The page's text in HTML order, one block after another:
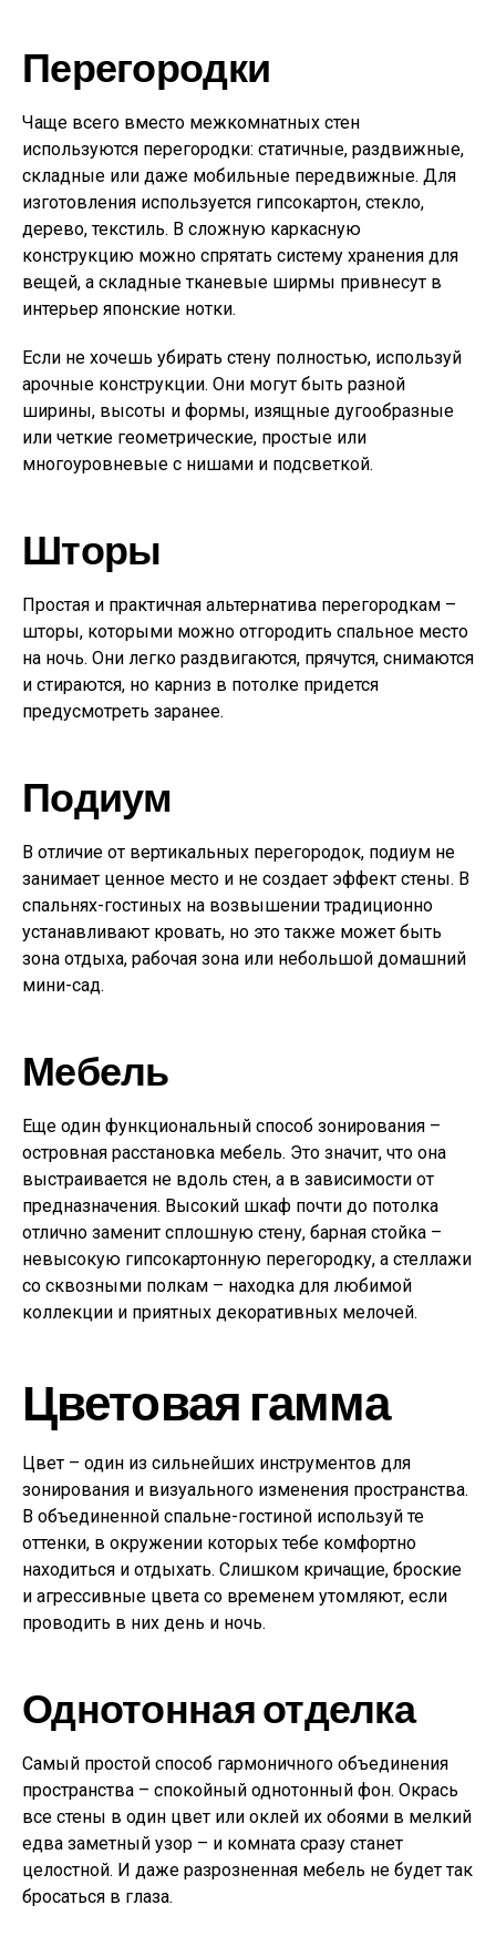
Перегородки
Чаще всего вместо межкомнатных стен
используются перегородки: статичные, раздвижные,
складные или даже мобильные передвижные. Для
изготовления используется гипсокартон, стекло,
дерево, текстиль. В сложную каркасную
конструкцию можно спрятать систему хранения для
вещей, а складные тканевые ширмы привнесут в
интерьер японские нотки.
Если не хочешь убирать стену полностью, используй
арочные конструкции. Они могут быть разной
ширины, высоты и формы, изящные дугообразные
или четкие геометрические, простые или
многоуровневые с нишами и подсветкой.
Шторы
Простая и практичная альтернатива перегородкам –
шторы, которыми можно отгородить спальное место
на ночь. Они легко раздвигаются, прячутся, снимаются
и стираются, но карниз в потолке придется
предусмотреть заранее.
Подиум
В отличие от вертикальных перегородок, подиум не
занимает ценное место и не создает эффект стены. В
спальнях-гостиных на возвышении традиционно
устанавливают кровать, но это также может быть
зона отдыха, рабочая зона или небольшой домашний
мини-сад.
Мебель
Еще один функциональный способ зонирования –
островная расстановка мебель. Это значит, что она
выстраивается не вдоль стен, а в зависимости от
предназначения. Высокий шкаф почти до потолка
отлично заменит сплошную стену, барная стойка –
невысокую гипсокартонную перегородку, а стеллажи
со сквозными полкам – находка для любимой
коллекции и приятных декоративных мелочей.
Цветовая гамма
Цвет – один из сильнейших инструментов для
зонирования и визуального изменения пространства.
В объединенной спальне-гостиной используй те
оттенки, в окружении которых тебе комфортно
находиться и отдыхать. Слишком кричащие, броские
и агрессивные цвета со временем утомляют, если
проводить в них день и ночь.
Однотонная отделка
Самый простой способ гармоничного объединения
пространства – спокойный однотонный фон. Окрась
все стены в один цвет или оклей их обоями в мелкий
едва заметный узор – и комната сразу станет
целостной. И даже разрозненная мебель не будет так
бросаться в глаза.